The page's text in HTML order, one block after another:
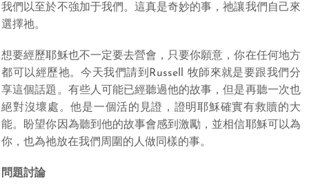
我們以至於不強加于我們。這真是奇妙的事，祂讓我們自己來
選擇祂。
想要經歷耶穌也不一定要去營會，只要你願意，你在任何地方
都可以經歷祂。今天我們請到Russell 牧師來就是要跟我們分
享這個話題。有些人可能已經聽過他的故事，但是再聽一次也
絕對沒壞處。他是一個活的見證，證明耶穌確實有救贖的大
能。盼望你因為聽到他的故事會感到激勵，並相信耶穌可以為
你，也為祂放在我們周圍的人做同樣的事。
問題討論